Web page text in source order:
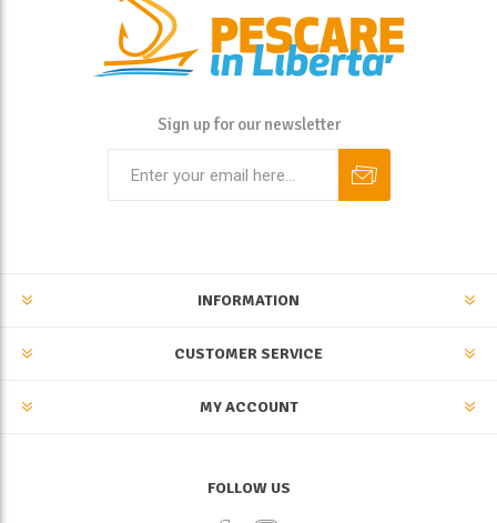
Sign up for our newsletter
INFORMATION
CUSTOMER SERVICE
MY ACCOUNT
FOLLOW US